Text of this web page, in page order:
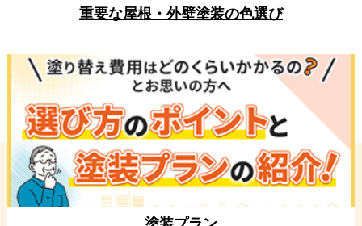
重要な屋根・外壁塗装の色選び